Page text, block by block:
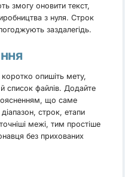
змогу оновити текст,
з нуля. Строк
заздалегідь.
опишіть мету,
список файлів. Додайте
поясненням, що саме
строк, етапи
межі, тим простіше
без прихованих